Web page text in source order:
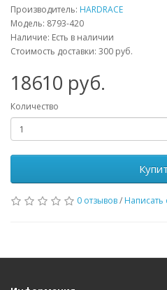
Производитель: HARDRACE
Модель: 8793-420
Наличие: Есть в наличии
Стоимость доставки: 300 руб.
18610 руб.
Количество
0 отзывов/ Написать